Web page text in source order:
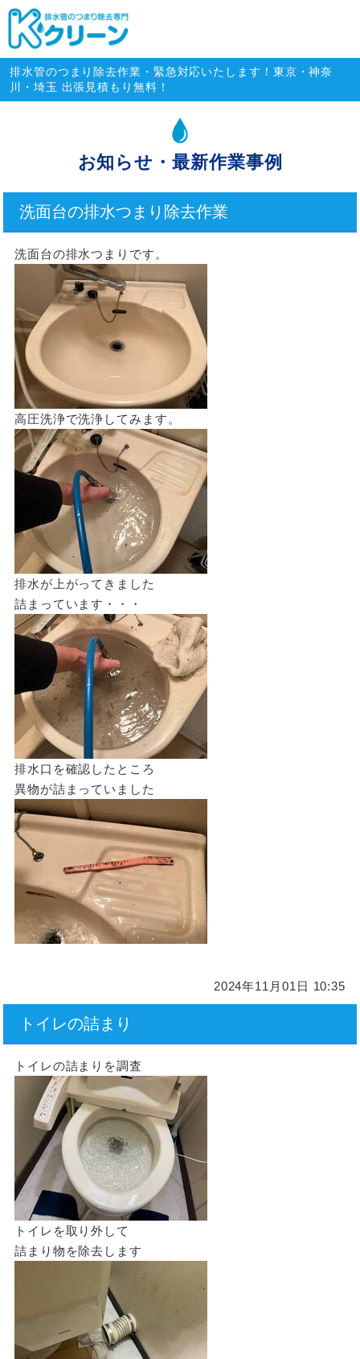
排水管のつまり除去作業・緊急対応いたします！東京・神奈
川・埼玉 出張見積もり無料！
お知らせ・最新作業事例
洗面台の排水つまり除去作業
洗面台の排水つまりです。
高圧洗浄で洗浄してみます。
排水が上がってきました
詰まっています・・・
排水口を確認したところ
異物が詰まっていました
2024年11月01日 10:35
トイレの詰まり
トイレの詰まりを調査
トイレを取り外して
詰まり物を除去します